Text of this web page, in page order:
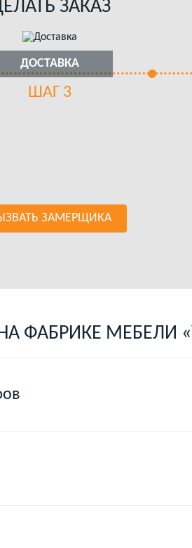
ЗАКАЗ
ДОСТАВКА
ШАГ 3
ЗАМЕРЩИКА
ФАБРИКЕ МЕБЕЛИ